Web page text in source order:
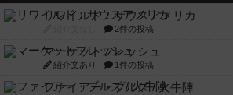
リワイルド：サウスアメリカ
2件の投稿
マーケットフレッシュ
紹介文あり 1件の投稿
ファイアー・ブルズ / 火牛陣